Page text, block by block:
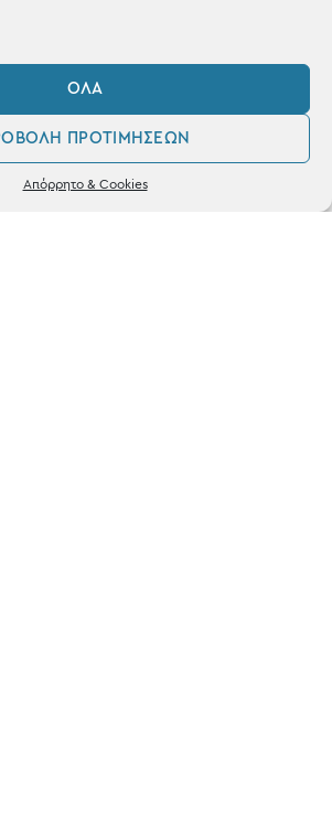
ΌΛΑ
ΠΡΟΤΙΜΉΣΕΩΝ
Απόρρητο & Cookies
Χρεωστική & Πιστωτική
Ηλεκτρονικές
Πληρωμές
0